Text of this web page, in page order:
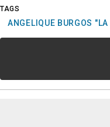
TAGS
ANGELIQUE BURGOS